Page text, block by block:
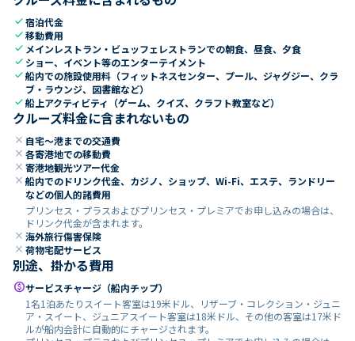
check宿泊代金
check移動費用
check メインレストラン・ビュッフェレストランでの朝食、昼食、夕食
check ショー、イベント等のエンターテイメント
check船内での施設使用料（フィットネスセンター、プール、ジャグジー、クラ
ブ・ラウンジ、図書館など）
check船上アクティビティ（ゲーム、クイズ、クラフト教室など）
クルーズ料金に含まれないもの
close 自宅～港までの交通費
close 各寄港地での移動費
close 寄港地観光ツアー代金
close 船内でのドリンク代金、カジノ、ショップ、Wi-Fi、エステ、ランドリー
などの個人的諸費用
プリンセス・プラスおよびプリンセス・プレミアでお申し込みの場合は、
ドリンク代金が含まれます。
close 海外旅行傷害保険
close 荷物宅配サービス
別途、掛かる費用
paidサービスチャージ（船内チップ）
1名1泊あたりスイート客室は19米ドル、リザーブ・コレクション・ジュニ
ア・スイート、ジュニアスイート客室は18米ドル、その他の客室は17米ド
ルが船内会計に自動的にチャージされます。